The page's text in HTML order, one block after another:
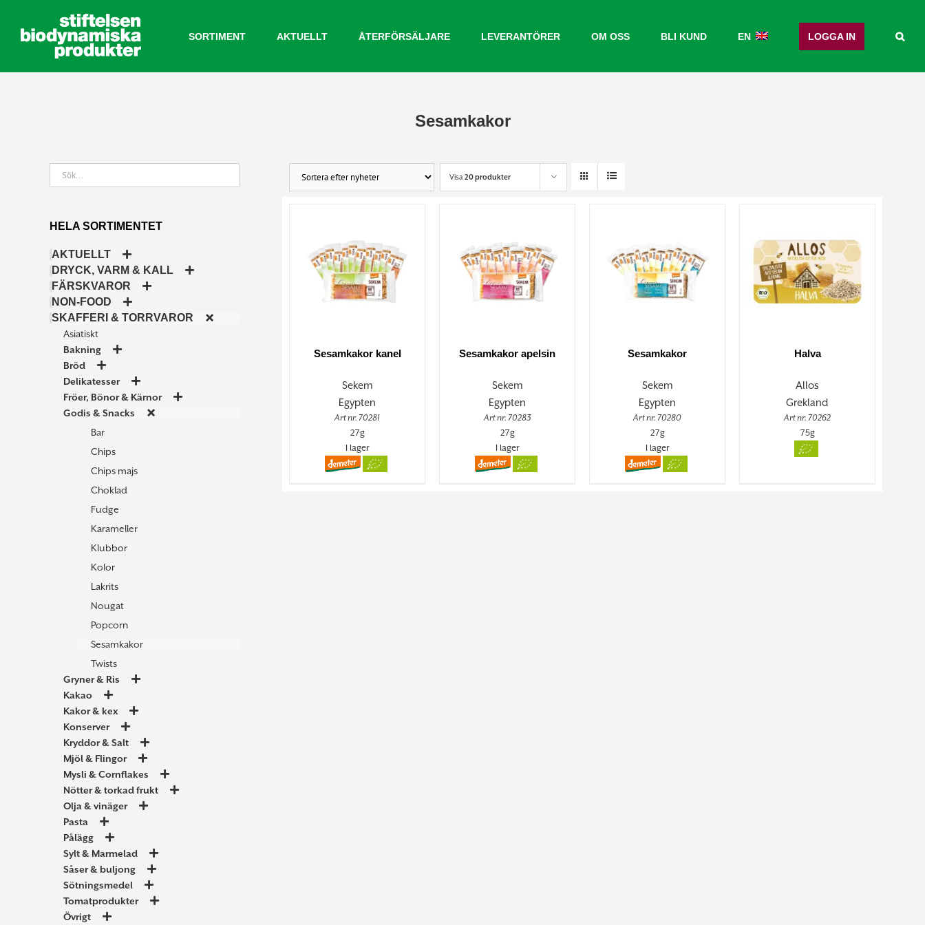
innehållet
SORTIMENT AKTUELLT ÅTERFÖRSÄLJARE LEVERANTÖRER OM OSS BLI KUND EN LOGGA IN
Sesamkakor
Visa 20 produkter
Sesamkakor kanel
Sekem
Egypten
Art nr. 70281
27g
I lager
Sesamkakor apelsin
Sekem
Egypten
Art nr. 70283
27g
I lager
Sesamkakor
Sekem
Egypten
Art nr. 70280
27g
I lager
Halva
Allos
Grekland
Art nr. 70262
75g
HELA SORTIMENTET
AKTUELLT
DRYCK, VARM & KALL
FÄRSKVAROR
NON-FOOD
SKAFFERI & TORRVAROR
Asiatiskt
Bakning
Bröd
Delikatesser
Fröer, Bönor & Kärnor
Godis & Snacks
Bar
Chips
Chips majs
Choklad
Fudge
Karameller
Klubbor
Kolor
Lakrits
Nougat
Popcorn
Sesamkakor
Twists
Gryner & Ris
Kakao
Kakor & kex
Konserver
Kryddor & Salt
Mjöl & Flingor
Mysli & Cornflakes
Nötter & torkad frukt
Olja & vinäger
Pasta
Pålägg
Sylt & Marmelad
Såser & buljong
Sötningsmedel
Tomatprodukter
Övrigt